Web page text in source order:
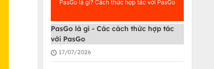
PasGo là gì - Các cách thức hợp tác
với PasGo
17/07/2026